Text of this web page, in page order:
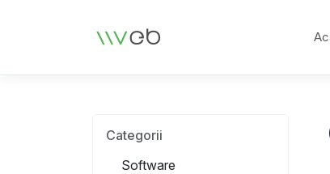
Siglă
Categorii
Software